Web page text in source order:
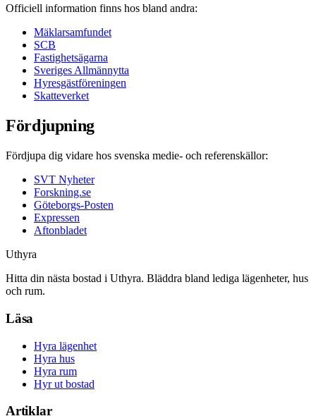
Officiell information finns hos bland andra:
Mäklarsamfundet
SCB
Fastighetsägarna
Sveriges Allmännytta
Hyresgästföreningen
Skatteverket
Fördjupning
Fördjupa dig vidare hos svenska medie- och referenskällor:
SVT Nyheter
Forskning.se
Göteborgs-Posten
Expressen
Aftonbladet
Uthyra
Hitta din nästa bostad i Uthyra. Bläddra bland lediga lägenheter, hus
och rum.
Läsa
Hyra lägenhet
Hyra hus
Hyra rum
Hyr ut bostad
Artiklar